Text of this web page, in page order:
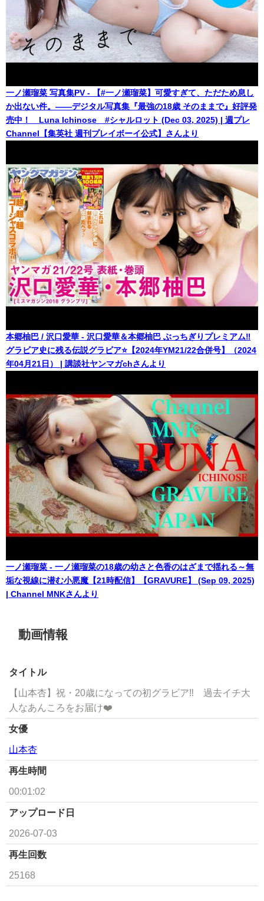
一ノ瀬瑠菜 写真集PV - 【#一ノ瀬瑠菜】可愛すぎて、ただため息し
か出ない件。――デジタル写真集『最強の18歳 そのままで』好評発
売中！ Luna Ichinose #シャルロット (Dec 03, 2025) | 週プレ
Channel【集英社 週刊プレイボーイ公式】さんより
本郷柚巴 / 沢口愛華 - 沢口愛華＆本郷柚巴 ぶっちぎりプレミアム‼
グラビア史に残る伝説グラビア⭐【2024年YM21/22合併号】（2024
年04月21日） | 講談社ヤンマガchさんより
一ノ瀬瑠菜 - 一ノ瀬瑠菜の18歳の幼さと色香のはざまで揺れる～無
垢な視線に潜む小悪魔【21時配信】【GRAVURE】 (Sep 09, 2025)
| Channel MNKさんより
動画情報
タイトル
【山本杏】祝・20歳になっての初グラビア‼︎ 過去イチ大
人なあんころをお届け❤️
女優
山本杏
再生時間
00:01:02
アップロード日
2026-07-03
再生回数
25168